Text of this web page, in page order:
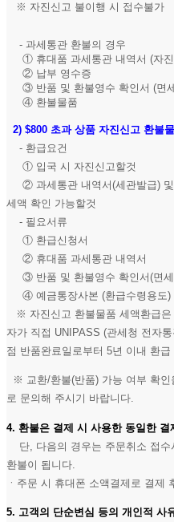
※ 자진신고 불이행 시 접수불가
- 과세통관 환불의 경우
① 휴대품 과세통관 내역서 (자진
② 납부 영수증
③ 반품 및 환불영수 확인서 (면
④ 환불물품
2) $800 초과 상품 자진신고 환불
- 환급요건
① 입국 시 자진신고할것
② 과세통관 내역서(세관발급) 및
세액 확인 가능할것
- 필요서류
① 환급신청서
② 휴대품 과세통관 내역서
③ 반품 및 환불영수 확인서(면세
④ 예금통장사본 (환급수령용도)
※ 자진신고 환불물품 세액환급은
자가 직접 UNIPASS (관세청 전자
점 반품완료일로부터 5년 이내 환
※ 교환/환불(반품) 가능 여부 확인
로 문의해 주시기 바랍니다.
4. 환불은 결제 시 사용한 동일한 결
단, 다음의 경우는 주문취소 접수
환불이 됩니다.
ㆍ주문 시 휴대폰 소액결제로 결제
5. 고객의 단순변심 등의 개인적 사